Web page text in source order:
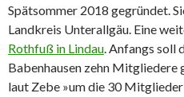
Spätsommer 2018 gegründet.
Landkreis Unterallgäu. Eine
Rothfuß in Lindau. Anfangs soll
Babenhausen zehn Mitgliedere
laut Zebe »um die 30 Mitglieder